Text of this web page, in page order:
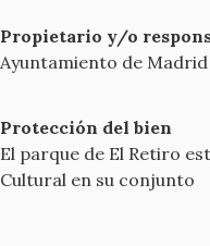
Propietario y/o
Ayuntamiento de Madrid
Protección del bien
El parque de El Retiro
Cultural en su conjunto